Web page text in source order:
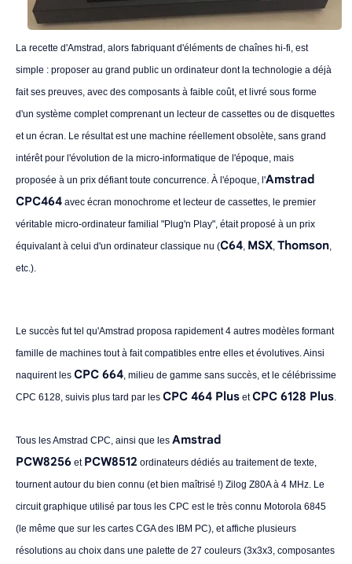
La recette d'Amstrad, alors fabriquant d'éléments de chaînes hi-fi, est
simple : proposer au grand public un ordinateur dont la technologie a déjà
fait ses preuves, avec des composants à faible coût, et livré sous forme
d'un système complet comprenant un lecteur de cassettes ou de disquettes
et un écran. Le résultat est une machine réellement obsolète, sans grand
intérêt pour l'évolution de la micro-informatique de l'époque, mais
proposée à un prix défiant toute concurrence. À l'époque, l'Amstrad
CPC464 avec écran monochrome et lecteur de cassettes, le premier
véritable micro-ordinateur familial "Plug'n Play", était proposé à un prix
équivalant à celui d'un ordinateur classique nu (C64 MSX Thomson
etc.).
Le succès fut tel qu'Amstrad proposa rapidement 4 autres modèles formant
famille de machines tout à fait compatibles entre elles et évolutives. Ainsi
naquirent les CPC 664, milieu de gamme sans succès, et le célébrissime
CPC 6128, suivis plus tard par les CPC 464 Plus etCPC 6128 Plus.
Tous les Amstrad CPC, ainsi que les Amstrad
PCW8256 et PCW8512 ordinateurs dédiés au traitement de texte,
tournent autour du bien connu (et bien maîtrisé !) Zilog Z80A à 4 MHz. Le
circuit graphique utilisé par tous les CPC est le très connu Motorola 6845
(le même que sur les cartes CGA des IBM PC), et affiche plusieurs
résolutions au choix dans une palette de 27 couleurs (3x3x3, composantes